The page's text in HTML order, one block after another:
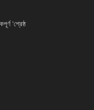
‘শ্রেষ্ঠ